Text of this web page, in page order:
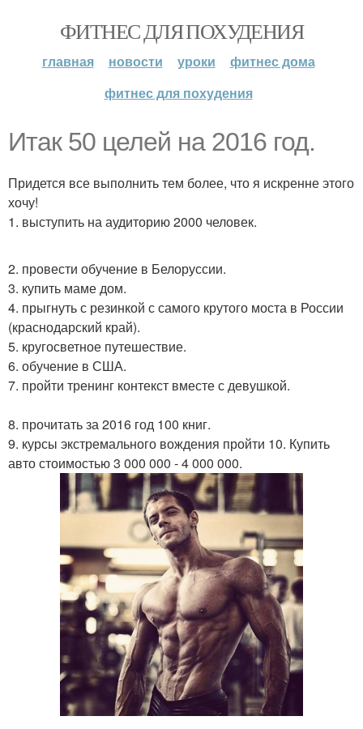
ФИТНЕС ДЛЯ ПОХУДЕНИЯ
главная новости уроки
фитнес дома
фитнес для похудения
Итак 50 целей на 2016 год.
Придется все выполнить тем более, что я искренне этого
хочу!
1. выступить на аудиторию 2000 человек.
2. провести обучение в Белоруссии.
3. купить маме дом.
4. прыгнуть с резинкой с самого крутого моста в России
(краснодарский край).
5. кругосветное путешествие.
6. обучение в США.
7. пройти тренинг контекст вместе с девушкой.
8. прочитать за 2016 год 100 книг.
9. курсы экстремального вождения пройти 10. Купить
авто стоимостью 3 000 000 - 4 000 000.